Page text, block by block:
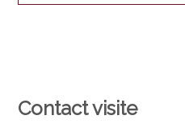
Contact visite